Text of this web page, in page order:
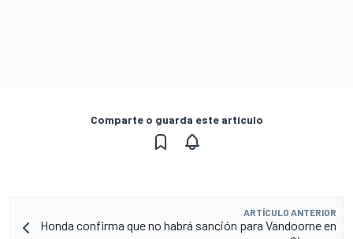
Comparte o guarda este artículo
ARTÍCULO ANTERIOR
Honda confirma que no habrá sanción para Vandoorne en